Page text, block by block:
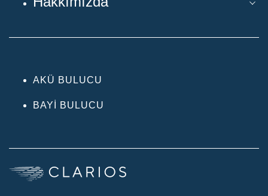
AKÜ BULUCU
BAYI BULUCU